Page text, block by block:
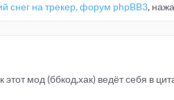
снег на трекер, форум phpBB3,
мод (ббкод,хак) ведёт себя в